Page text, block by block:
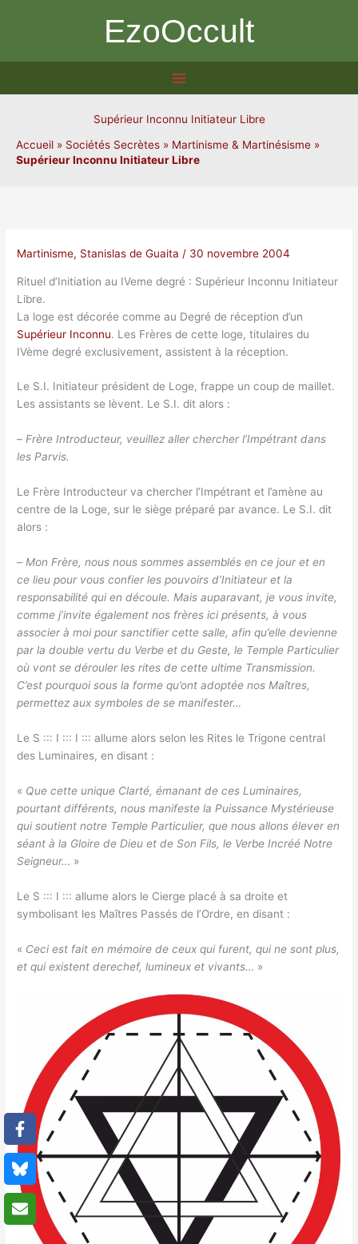
EzoOccult
Supérieur Inconnu Initiateur Libre
Accueil » Sociétés Secrètes » Martinisme & Martinésisme »
Supérieur Inconnu Initiateur Libre
Martinisme, Stanislas de Guaita / 30 novembre 2004
Rituel d’Initiation au IVeme degré : Supérieur Inconnu Initiateur
Libre.
La loge est décorée comme au Degré de réception d’un
Supérieur Inconnu. Les Frères de cette loge, titulaires du
IVème degré exclusivement, assistent à la réception.
Le S.I. Initiateur président de Loge, frappe un coup de maillet.
Les assistants se lèvent. Le S.I. dit alors :
–Frère Introducteur, veuillez aller chercher l’Impétrant dans
les Parvis.
Le Frère Introducteur va chercher l’Impétrant et l’amène au
centre de la Loge, sur le siège préparé par avance. Le S.I. dit
alors :
– Mon Frère, nous nous sommes assemblés en ce jour et en
ce lieu pour vous confier les pouvoirs d’Initiateur et la
responsabilité qui en découle. Mais auparavant, je vous invite,
comme j’invite également nos frères ici présents, à vous
associer à moi pour sanctifier cette salle, afin qu’elle devienne
par la double vertu du Verbe et du Geste, le Temple Particulier
où vont se dérouler les rites de cette ultime Transmission.
C’est pourquoi sous la forme qu’ont adoptée nos Maîtres,
permettez aux symboles de se manifester…
Le S ::: I ::: I ::: allume alors selon les Rites le Trigone central
des Luminaires, en disant :
« Que cette unique Clarté, émanant de ces Luminaires,
pourtant différents, nous manifeste la Puissance Mystérieuse
qui soutient notre Temple Particulier, que nous allons élever en
séant à la Gloire de Dieu et de Son Fils, le Verbe Incréé Notre
Seigneur… »
Le S ::: I ::: allume alors le Cierge placé à sa droite et
symbolisant les Maîtres Passés de l’Ordre, en disant :
« Ceci est fait en mémoire de ceux qui furent, qui ne sont plus,
et qui existent derechef, lumineux et vivants… »